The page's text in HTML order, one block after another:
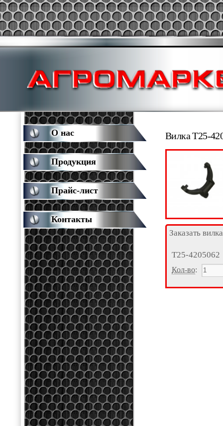
Вилка Т25-
Заказать вилка
Т25-4205062
Кол-во:
О нас
Продукция
Прайс-лист
Контакты